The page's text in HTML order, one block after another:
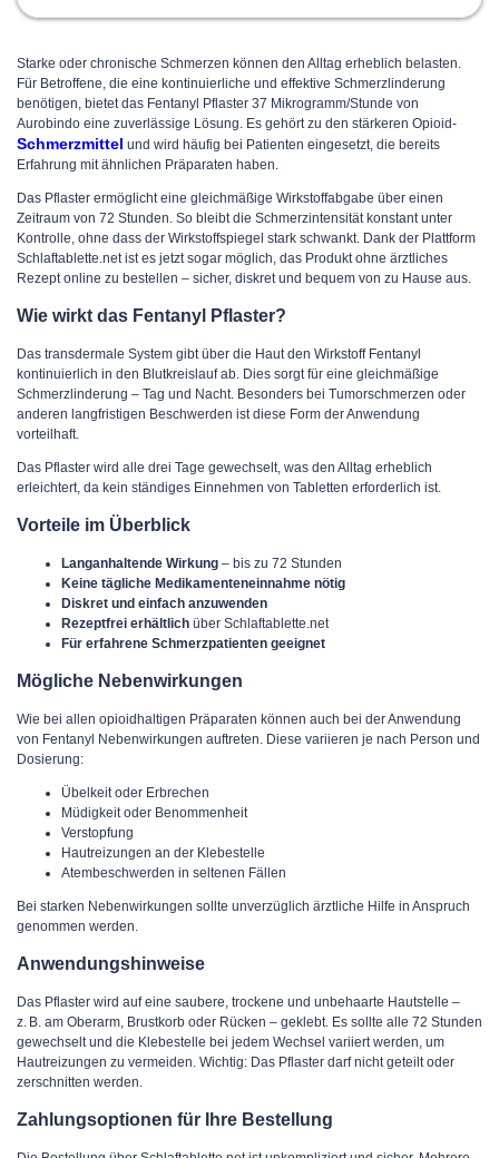
Starke oder chronische Schmerzen können den Alltag erheblich belasten.
Für Betroffene, die eine kontinuierliche und effektive Schmerzlinderung
benötigen, bietet das Fentanyl Pflaster 37 Mikrogramm/Stunde von
Aurobindo eine zuverlässige Lösung. Es gehört zu den stärkeren Opioid-
Schmerzmittel und wird häufig bei Patienten eingesetzt, die bereits
Erfahrung mit ähnlichen Präparaten haben.
Das Pflaster ermöglicht eine gleichmäßige Wirkstoffabgabe über einen
Zeitraum von 72 Stunden. So bleibt die Schmerzintensität konstant unter
Kontrolle, ohne dass der Wirkstoffspiegel stark schwankt. Dank der Plattform
Schlaftablette.net ist es jetzt sogar möglich, das Produktohne ärztliches
Rezeptonline zu bestellen – sicher, diskret und bequem von zu Hause aus.
Wie wirkt das Fentanyl Pflaster?
Das transdermale System gibt über die Haut den Wirkstoff Fentanyl
kontinuierlich in den Blutkreislauf ab. Dies sorgt für eine gleichmäßige
Schmerzlinderung – Tag und Nacht. Besonders bei Tumorschmerzen oder
anderen langfristigen Beschwerden ist diese Form der Anwendung
vorteilhaft.
Das Pflaster wird alle drei Tage gewechselt, was den Alltag erheblich
erleichtert, da kein ständiges Einnehmen von Tabletten erforderlich ist.
Vorteile im Überblick
Langanhaltende Wirkung – bis zu 72 Stunden
Keine tägliche Medikamenteneinnahme nötig
Diskret und einfach anzuwenden
Rezeptfrei erhältlich über Schlaftablette.net
Für erfahrene Schmerzpatienten geeignet
Mögliche Nebenwirkungen
Wie bei allen opioidhaltigen Präparaten können auch bei der Anwendung
von Fentanyl Nebenwirkungen auftreten. Diese variieren je nach Person und
Dosierung:
Übelkeit oder Erbrechen
Müdigkeit oder Benommenheit
Verstopfung
Hautreizungen an der Klebestelle
Atembeschwerden in seltenen Fällen
Bei starken Nebenwirkungen sollte unverzüglich ärztliche Hilfe in Anspruch
genommen werden.
Anwendungshinweise
Das Pflaster wird auf eine saubere, trockene und unbehaarte Hautstelle –
z. B. am Oberarm, Brustkorb oder Rücken – geklebt. Es sollte alle 72 Stunden
gewechselt und die Klebestelle bei jedem Wechsel variiert werden, um
Hautreizungen zu vermeiden. Wichtig: Das Pflaster darf nicht geteilt oder
zerschnitten werden.
Zahlungsoptionen für Ihre Bestellung